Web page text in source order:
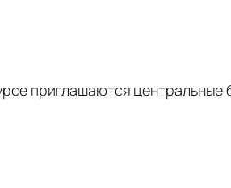
приглашаются